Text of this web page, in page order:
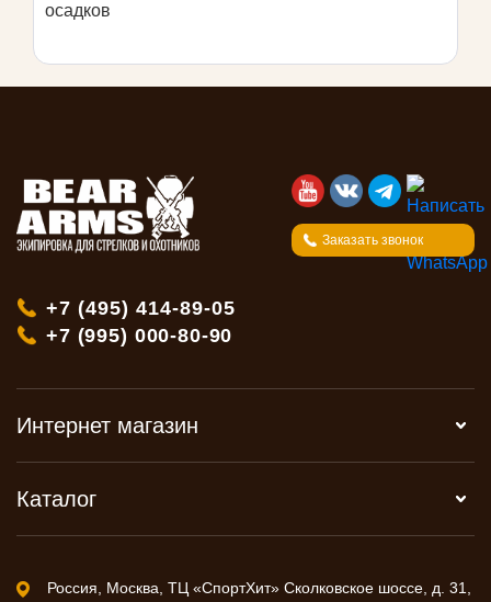
осадков
Заказать звонок
+7 (495) 414-89-05
+7 (995) 000-80-90
Интернет магазин
Каталог
Россия, Москва, ТЦ «СпортХит» Сколковское шоссе, д. 31,